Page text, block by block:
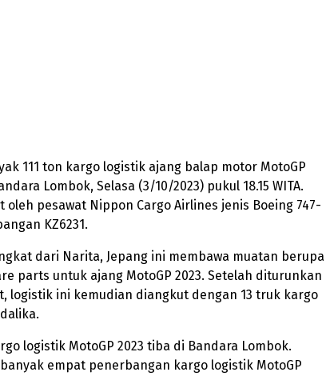
111 ton kargo logistik ajang balap motor MotoGP
Lombok, Selasa (3/10/2023) pukul 18.15 WITA.
oleh pesawat Nippon Cargo Airlines jenis Boeing 747-
KZ6231.
dari Narita, Jepang ini membawa muatan berupa
parts untuk ajang MotoGP 2023. Setelah diturunkan
logistik ini kemudian diangkut dengan 13 truk kargo
logistik MotoGP 2023 tiba di Bandara Lombok.
empat penerbangan kargo logistik MotoGP